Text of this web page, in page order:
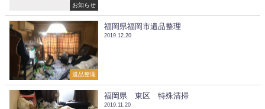
お知らせ
遺品整理
福岡県福岡市遺品整理
2019.12.20
福岡県 東区 特殊清掃
2019.11.20